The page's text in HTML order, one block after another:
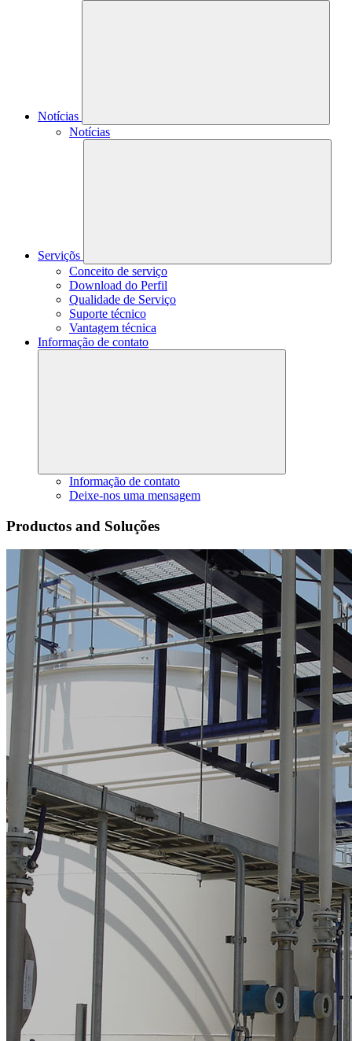
Notícias
Notícias
Serviçõs
Conceito de serviço
Download do Perfil
Qualidade de Serviço
Suporte técnico
Vantagem técnica
Informação de contato
Informação de contato
Deixe-nos uma mensagem
Productos and Soluções